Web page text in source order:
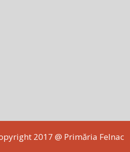
2017 @ Primăria Felnac